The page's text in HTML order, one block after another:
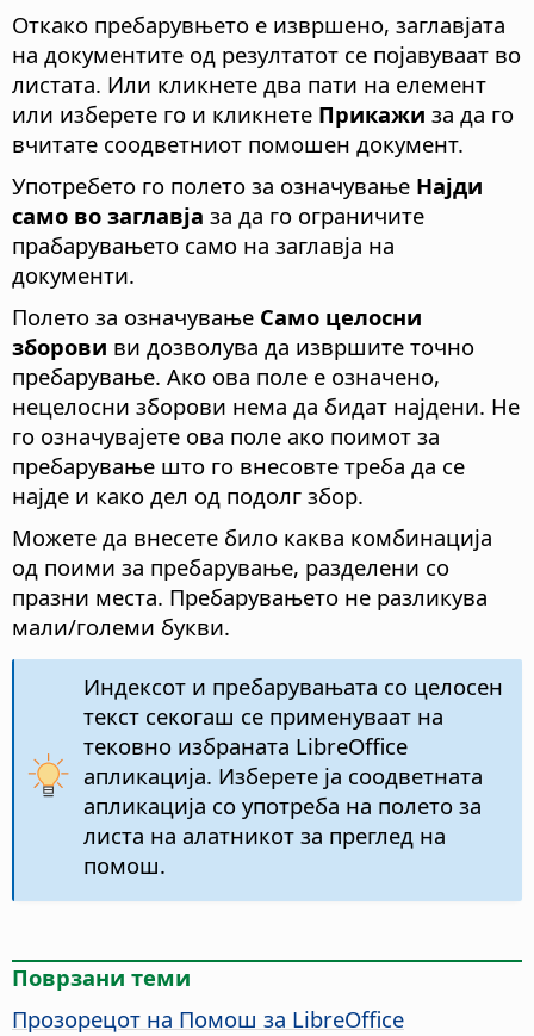
Откако пребарувњето е извршено, заглавјата
на документите од резултатот се појавуваат во
листата. Или кликнете два пати на елемент
или изберете го и кликнете Прикажи за да го
вчитате соодветниот помошен документ.
Употребето го полето за означување Најди
само во заглавја за да го ограничите
прабарувањето само на заглавја на
документи.
Полето за означување Само целосни
зборови ви дозволува да извршите точно
пребарување. Ако ова поле е означено,
нецелосни зборови нема да бидат најдени. Не
го означувајете ова поле ако поимот за
пребарување што го внесовте треба да се
најде и како дел од подолг збор.
Можете да внесете било каква комбинација
од поими за пребарување, разделени со
празни места. Пребарувањето не разликува
мали/големи букви.
Индексот и пребарувањата со целосен
текст секогаш се применуваат на
тековно избраната LibreOffice
апликација. Изберете ја соодветната
апликација со употреба на полето за
листа на алатникот за преглед на
помош.
Поврзани теми
Прозорецот на Помош за LibreOffice